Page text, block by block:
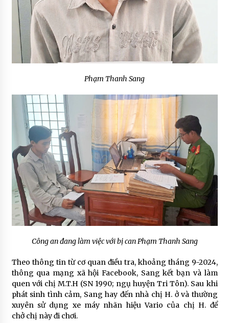
Phạm Thanh Sang
Công an đang làm việc với bị can Phạm Thanh Sang
Theo thông tin từ cơ quan điều tra, khoảng tháng 9-2024,
thông qua mạng xã hội Facebook, Sang kết bạn và làm
quen với chị M.T.H (SN 1990; ngụ huyện Tri Tôn). Sau khi
phát sinh tình cảm, Sang hay đến nhà chị H. ở và thường
xuyên sử dụng xe máy nhãn hiệu Vario của chị H. để
chở chị này đi chơi.